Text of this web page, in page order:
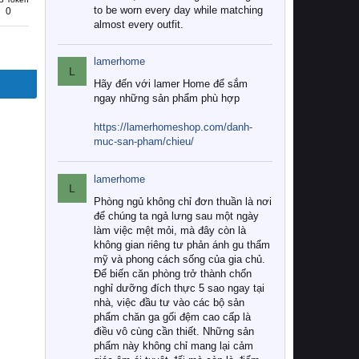
0
to be worn every day while matching
almost every outfit.
L
lamerhome
Hãy đến với lamer Home để sắm
ngay những sản phẩm phù hợp
https://lamerhomeshop.com/danh-
muc-san-pham/chieu/
L
lamerhome
Phòng ngủ không chỉ đơn thuần là nơi
để chúng ta ngả lưng sau một ngày
làm việc mệt mỏi, mà đây còn là
không gian riêng tư phản ánh gu thẩm
mỹ và phong cách sống của gia chủ.
Để biến căn phòng trở thành chốn
nghỉ dưỡng đích thực 5 sao ngay tại
nhà, việc đầu tư vào các bộ sản
phẩm chăn ga gối đệm cao cấp là
điều vô cùng cần thiết. Những sản
phẩm này không chỉ mang lại cảm